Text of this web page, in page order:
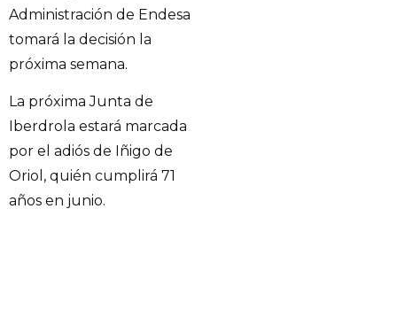
Administración de Endesa
tomará la decisión la
próxima semana.
La próxima Junta de
Iberdrola estará marcada
por el adiós de Iñigo de
Oriol, quién cumplirá 71
años en junio.